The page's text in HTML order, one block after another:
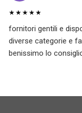
★★★★★
fornitori gentili e
diverse categorie e
benissimo lo